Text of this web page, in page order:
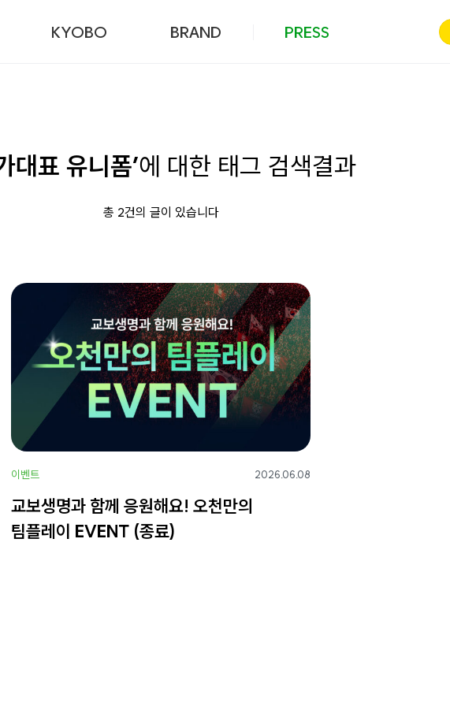
KYOBO BRAND PRESS
대표 유니폼’에 대한 태그 검색결과
총 2건의 글이 있습니다
이벤트 2026.06.08
교보생명과 함께 응원해요! 오천만의
팀플레이 EVENT (종료)